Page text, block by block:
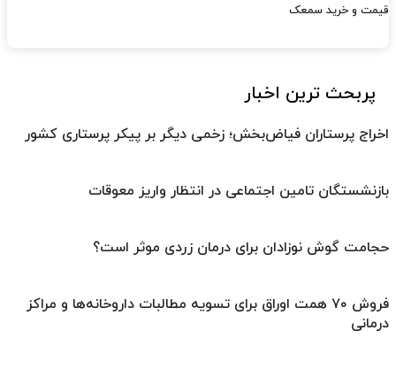
قیمت و خرید سمعک
پربحث ترین اخبار
اخراج پرستاران فیاض‌بخش؛ زخمی دیگر بر پیکر پرستاری کشور
بازنشستگان تامین اجتماعی در انتظار واریز معوقات
حجامت گوش نوزادان برای درمان زردی موثر است؟
فروش ۷۰ همت اوراق برای تسویه مطالبات داروخانه‌ها و مراکز
درمانی